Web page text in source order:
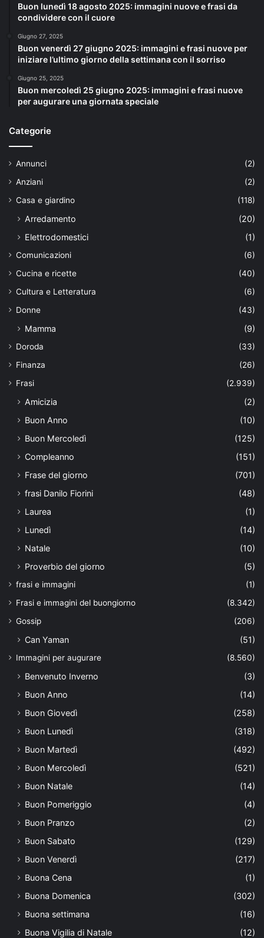
Buon lunedì 18 agosto 2025: immagini nuove e frasi da
condividere con il cuore
Giugno 27, 2025
Buon venerdì 27 giugno 2025: immagini e frasi nuove per
iniziare l’ultimo giorno della settimana con il sorriso
Giugno 25, 2025
Buon mercoledì 25 giugno 2025: immagini e frasi nuove
per augurare una giornata speciale
Categorie
Annunci
(2)
Anziani
(2)
Casa e giardino
(118)
Arredamento
(20)
Elettrodomestici
(1)
Comunicazioni
(6)
Cucina e ricette
(40)
Cultura e Letteratura
(6)
Donne
(43)
Mamma (9)
Doroda
(33)
Finanza
(26)
Frasi
(2.939)
Amicizia
(2)
Buon Anno
(10)
Buon Mercoledì
(125)
Compleanno
(151)
Frase del giorno
(701)
frasi Danilo Fiorini
(48)
Laurea
(1)
Lunedì
(14)
Natale
(10)
Proverbio del giorno
(5)
frasi e immagini
(1)
Frasi e immagini del buongiorno
(8.342)
Gossip
(206)
Can Yaman (51)
Immagini per augurare (8.560)
Benvenuto Inverno
(3)
Buon Anno
(14)
Buon Giovedì
(258)
Buon Lunedì
(318)
Buon Martedì
(492)
Buon Mercoledì
(521)
Buon Natale
(14)
Buon Pomeriggio
(4)
Buon Pranzo
(2)
Buon Sabato
(129)
Buon Venerdì
(217)
Buona Cena
(1)
Buona Domenica
(302)
Buona settimana
(16)
Buona Vigilia di Natale
(12)